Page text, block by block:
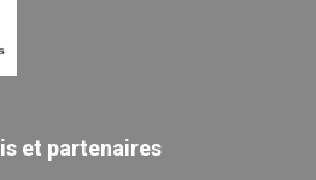
et partenaires